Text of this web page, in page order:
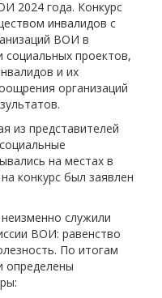
2024 года. Конкурс
инвалидов с
ВОИ в
социальных проектов,
и их
организаций
из представителей
на местах в
конкурс был заявлен
служили
ВОИ: равенство
По итогам
определены